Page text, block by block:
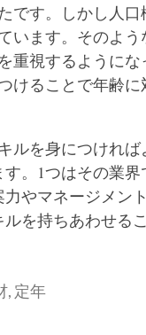
です。しかし人
います。そのよ
重視するように
けることで年齢
ルを身につけれ
。1つはその業
やマネージメン
を持ちあわせる
, 定年